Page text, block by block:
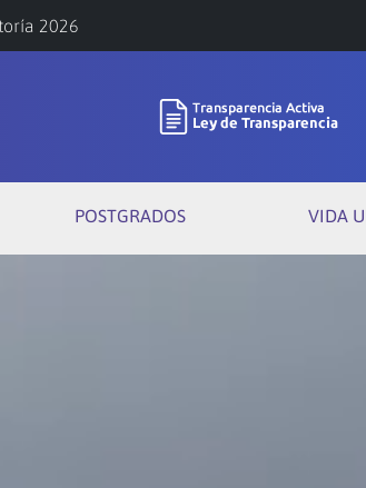
2026
POSTGRADOS VIDA